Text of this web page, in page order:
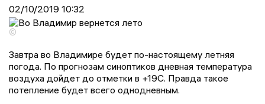
02/10/2019 10:32
©
Завтра во Владимире будет по-настоящему летняя
погода. По прогнозам синоптиков дневная температура
воздуха дойдет до отметки в +19С. Правда такое
потепление будет всего однодневным.